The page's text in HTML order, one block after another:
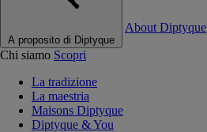
A proposito di Diptyque
About Diptyque
Chi siamo Scopri
La tradizione
La maestria
Maisons Diptyque
Diptyque & You